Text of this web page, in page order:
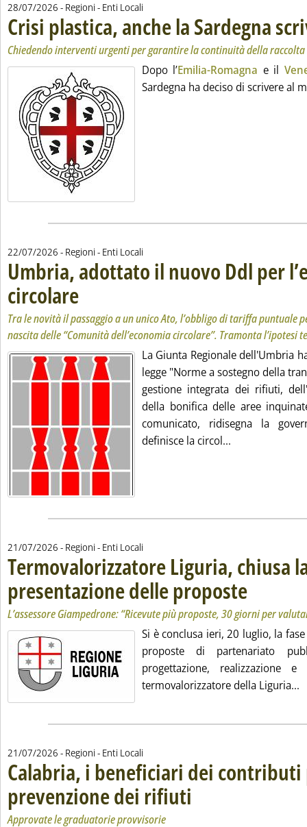
28/07/2026 - Regioni - Enti Locali
Crisi plastica, anche la Sardegna
Chiedendo interventi urgenti per garantire la continuità della raccolta
Dopo l’Emilia-Romagna e il
Sardegna ha deciso di scrivere al
22/07/2026 - Regioni - Enti Locali
Umbria, adottato il nuovo Ddl per
circolare . Sottotitolo: Tra le novità il passaggio a un unico Ato, l’obbligo di
Tra le novità il passaggio a un unico Ato, l’obbligo di tariffa puntuale
nascita delle “Comunità dell’economia circolare”. Tramonta l’ipotesi
La Giunta Regionale dell'Umbria
legge "Norme a sostegno della
gestione integrata dei rifiuti,
della bonifica delle aree
comunicato, ridisegna la
definisce la circol...
21/07/2026 - Regioni - Enti Locali
Termovalorizzatore Liguria, chiusa
presentazione delle proposte
L’assessore Giampedrone: “Ricevute più proposte, 30 giorni per
Si è conclusa ieri, 20 luglio, la
proposte di partenariato
progettazione, realizzazione
termovalorizzatore della Liguria...
21/07/2026 - Regioni - Enti Locali
Calabria, i beneficiari dei contributi
prevenzione dei rifiuti . Sottotitolo: Approvate le
. Pubblicata martedì 21 luglio
Approvate le graduatorie provvisorie